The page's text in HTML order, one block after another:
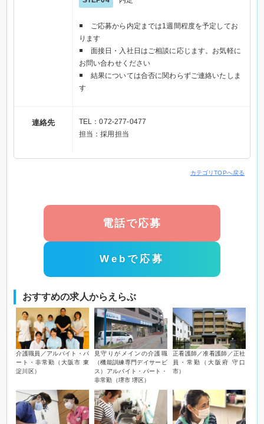
ご応募から内定までは1週間程度を予定してお
ります
面接日・入社日はご相談に応じます。お気軽に
お問い合わせください
結果については合否に関わらずご連絡いたしま
す
連絡先
TEL：072-277-0477
担当：採用担当
カテゴリTOPへ戻る
電話で応募
Webで応募
おすすめの求人からえらぶ
介護職員／アルバイト・パ
ート・非常勤（大阪市 東
淀川区）
見守りがメインの介護職
（機能訓練専門デイサービ
ス）アルバイト・パート・
非常勤（堺市 堺区）
正看護師／准看護師／正社
員・常勤（大阪府 守口
市）